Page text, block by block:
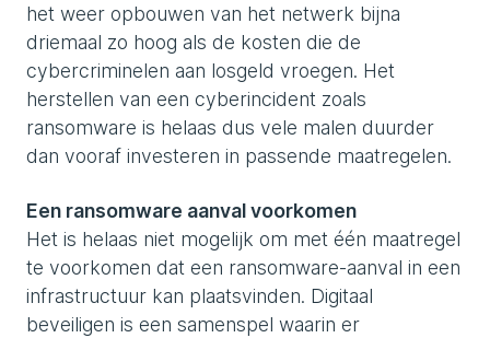
het weer opbouwen van het netwerk bijna
driemaal zo hoog als de kosten die de
cybercriminelen aan losgeld vroegen. Het
herstellen van een cyberincident zoals
ransomware is helaas dus vele malen duurder
dan vooraf investeren in passende maatregelen.
Een ransomware aanval voorkomen
Het is helaas niet mogelijk om met één maatregel
te voorkomen dat een ransomware-aanval in een
infrastructuur kan plaatsvinden. Digitaal
beveiligen is een samenspel waarin er